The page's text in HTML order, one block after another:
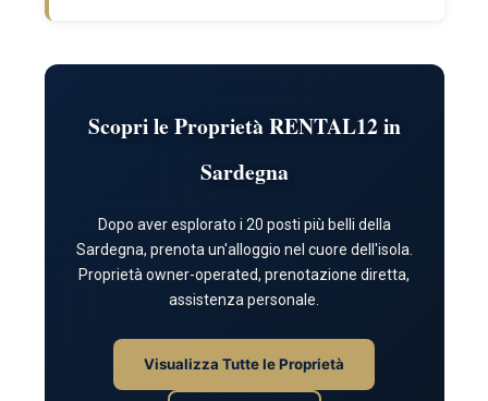
Scopri le Proprietà RENTAL12 in
Sardegna
Dopo aver esplorato i 20 posti più belli della
Sardegna, prenota un'alloggio nel cuore dell'isola.
Proprietà owner-operated, prenotazione diretta,
assistenza personale.
Visualizza Tutte le Proprietà